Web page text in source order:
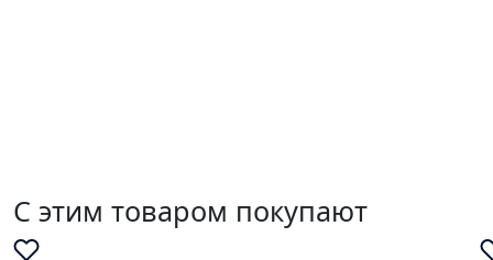
C этим товаром покупают